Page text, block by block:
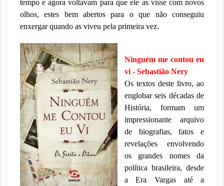
tempo e agora voltavam para que ele as visse com novos
olhos, estes bem abertos para o que não conseguiu
enxergar quando as viveu pela primeira vez.
Ninguém me contou eu
vi - Sebastião Nery
Os textos deste livro, ao
englobar seis décadas de
História, formam um
impressionante arquivo
de biografias, fatos e
revelações envolvendo
os grandes nomes da
política brasileira, desde
a Era Vargas até a